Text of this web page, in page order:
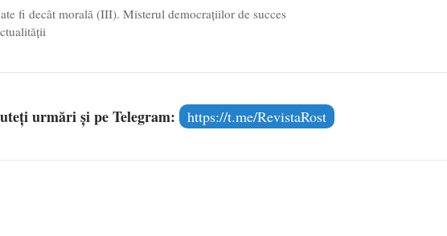
fi decât morală (III). Misterul democrațiilor de succes
urmări și pe Telegram: https://t.me/RevistaRost